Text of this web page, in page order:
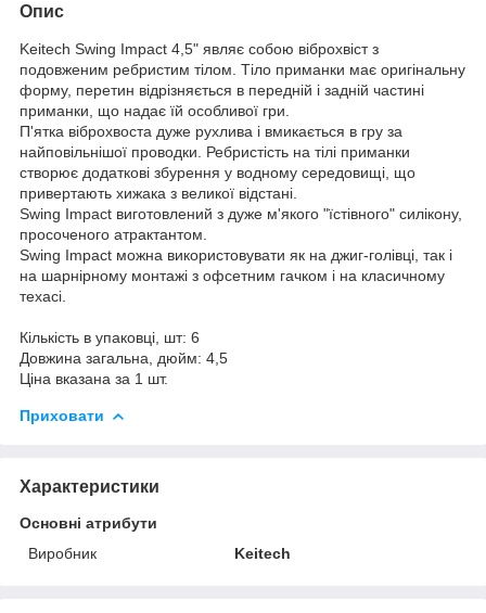
Опис
Keitech Swing Impact 4,5" являє собою віброхвіст з
подовженим ребристим тілом. Тіло приманки має оригінальну
форму, перетин відрізняється в передній і задній частині
приманки, що надає їй особливої гри.
П'ятка віброхвоста дуже рухлива і вмикається в гру за
найповільнішої проводки. Ребристість на тілі приманки
створює додаткові збурення у водному середовищі, що
привертають хижака з великої відстані.
Swing Impact виготовлений з дуже м'якого "їстівного" силікону,
просоченого атрактантом.
Swing Impact можна використовувати як на джиг-голівці, так і
на шарнірному монтажі з офсетним гачком і на класичному
техасі.
Кількість в упаковці, шт: 6
Довжина загальна, дюйм: 4,5
Ціна вказана за 1 шт.
Приховати
Характеристики
Основні атрибути
Виробник
Keitech